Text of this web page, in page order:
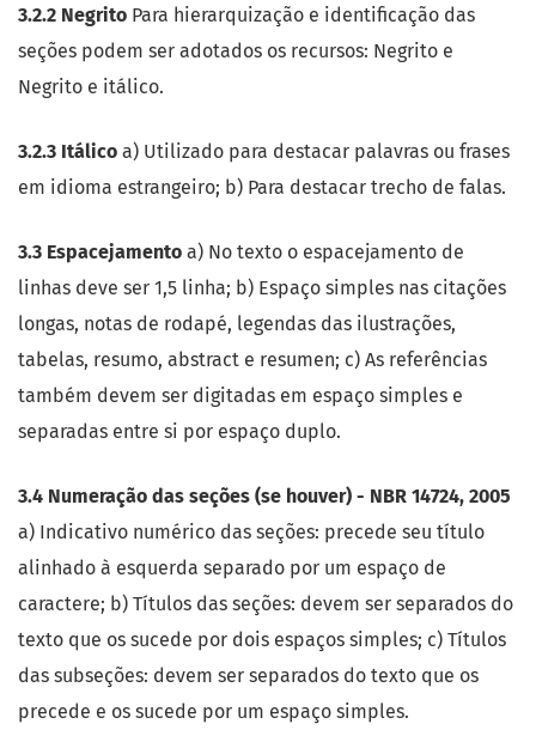
3.2.2 Negrito Para hierarquização e identificação das
seções podem ser adotados os recursos: Negrito e
Negrito e itálico.
3.2.3 Itálico a) Utilizado para destacar palavras ou frases
em idioma estrangeiro; b) Para destacar trecho de falas.
3.3 Espacejamento a) No texto o espacejamento de
linhas deve ser 1,5 linha; b) Espaço simples nas citações
longas, notas de rodapé, legendas das ilustrações,
tabelas, resumo, abstract e resumen; c) As referências
também devem ser digitadas em espaço simples e
separadas entre si por espaço duplo.
3.4 Numeração das seções (se houver) - NBR 14724, 2005
a) Indicativo numérico das seções: precede seu título
alinhado à esquerda separado por um espaço de
caractere; b) Títulos das seções: devem ser separados do
texto que os sucede por dois espaços simples; c) Títulos
das subseções: devem ser separados do texto que os
precede e os sucede por um espaço simples.